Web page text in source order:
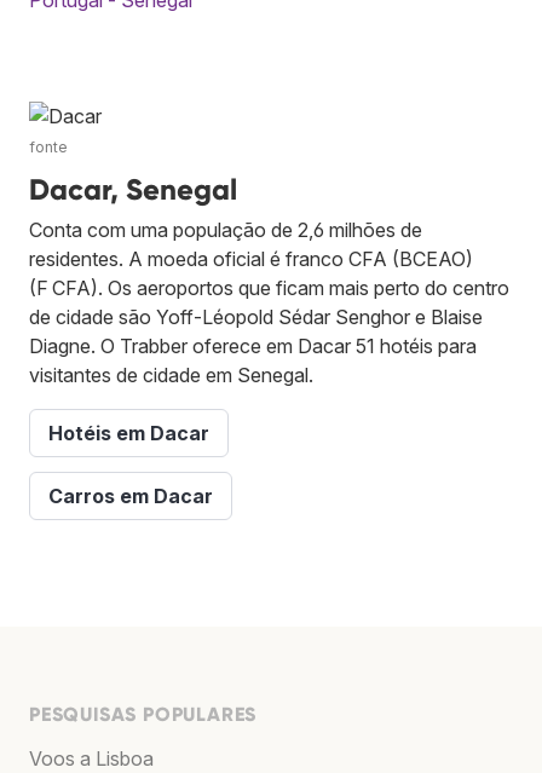
fonte
Dacar, Senegal
Conta com uma população de 2,6 milhões de
residentes. A moeda oficial é franco CFA (BCEAO)
(F CFA). Os aeroportos que ficam mais perto do centro
de cidade são Yoff-Léopold Sédar Senghor e Blaise
Diagne. O Trabber oferece em Dacar 51 hotéis para
visitantes de cidade em Senegal.
Hotéis em Dacar
Carros em Dacar
PESQUISAS POPULARES
Voos a Lisboa